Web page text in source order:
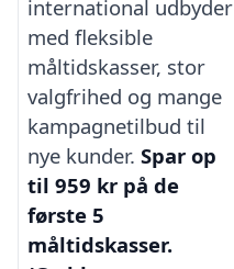
international udbyder
med fleksible
måltidskasser, stor
valgfrihed og mange
kampagnetilbud til
nye kunder. Spar op
til 959 kr på de
første 5
måltidskasser.